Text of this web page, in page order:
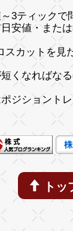
3ティックで
安値・また
スカットを見
くなればな
ジショントレ
トッ